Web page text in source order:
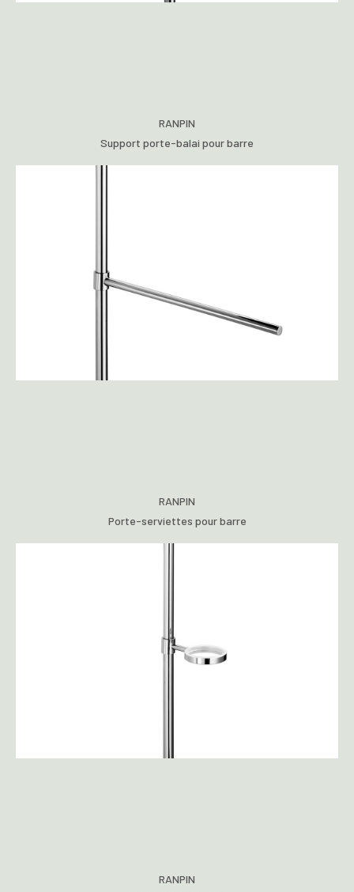
RANPIN
Support porte-balai pour barre
RANPIN
Porte-serviettes pour barre
RANPIN